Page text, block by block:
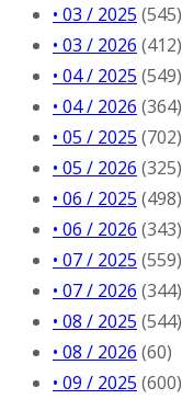
• 03 / 2025 (545)
• 03 / 2026 (412)
• 04 / 2025 (549)
• 04 / 2026 (364)
• 05 / 2025 (702)
• 05 / 2026 (325)
• 06 / 2025 (498)
• 06 / 2026 (343)
• 07 / 2025 (559)
• 07 / 2026 (344)
• 08 / 2025 (544)
• 08 / 2026 (60)
• 09 / 2025 (600)